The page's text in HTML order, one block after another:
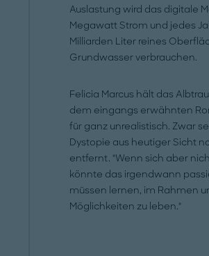
Auslastung wird das digitale
Megawatt Strom und jedes
Milliarden Liter reines
Grundwasser verbrauchen.
Felicia Marcus hält das
dem eingangs erwähnten
für ganz unrealistisch. Zwar
Dystopie aus heutiger Sicht
entfernt. "Wenn sich aber
könnte das irgendwann
müssen lernen, im Rahmen
Möglichkeiten zu leben."